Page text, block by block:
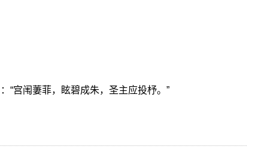
“宫闱萋菲，眩碧成朱，圣主应投杼。”